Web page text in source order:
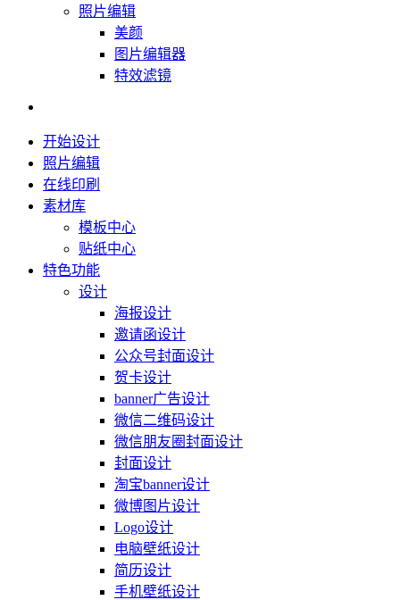
照片编辑
美颜
图片编辑器
特效滤镜
开始设计
照片编辑
在线印刷
素材库
模板中心
贴纸中心
特色功能
设计
海报设计
邀请函设计
公众号封面设计
贺卡设计
banner广告设计
微信二维码设计
微信朋友圈封面设计
封面设计
淘宝banner设计
微博图片设计
Logo设计
电脑壁纸设计
简历设计
手机壁纸设计